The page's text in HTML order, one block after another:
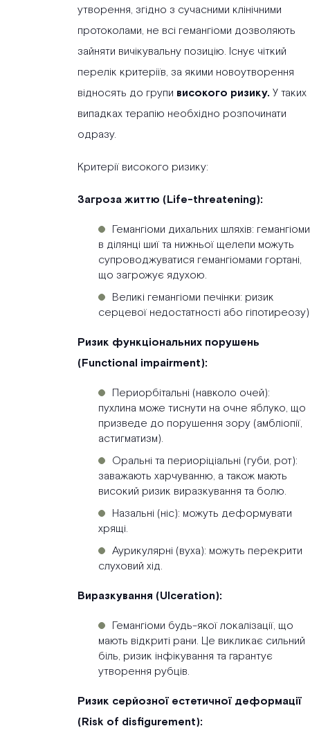
утворення, згідно з сучасними клінічними
протоколами, не всі гемангіоми дозволяють
зайняти вичікувальну позицію. Існує чіткий
перелік критеріїв, за якими новоутворення
відносять до групи високого ризику. У таких
випадках терапію необхідно розпочинати
одразу.
Критерії високого ризику:
Загроза життю (Life-threatening):
Гемангіоми дихальних шляхів: гемангіоми
в ділянці шиї та нижньої щелепи можуть
супроводжуватися гемангіомами гортані,
що загрожує ядухою.
Великі гемангіоми печінки: ризик
серцевої недостатності або гіпотиреозу)
Ризик функціональних порушень
(Functional impairment):
Периорбітальні (навколо очей):
пухлина може тиснути на очне яблуко, що
призведе до порушення зору (амбліопії,
астигматизм).
Оральні та периоріціальні (губи, рот):
заважають харчуванню, а також мають
високий ризик виразкування та болю.
Назальні (ніс): можуть деформувати
хрящі.
Аурикулярні (вуха): можуть перекрити
слуховий хід.
Виразкування (Ulceration):
Гемангіоми будь-якої локалізації, що
мають відкриті рани. Це викликає сильний
біль, ризик інфікування та гарантує
утворення рубців.
Ризик серйозної естетичної деформації
(Risk of disfigurement):